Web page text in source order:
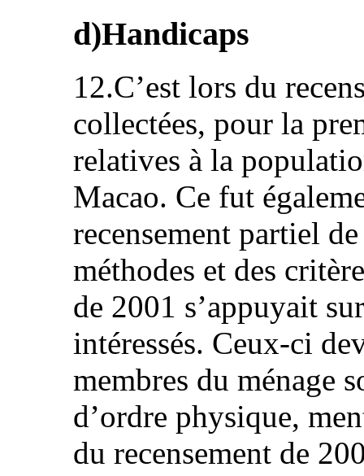
d)Handicaps
12.C’est lors du
collectées, pour la
relatives à la
Macao. Ce fut
recensement partiel
méthodes et des
de 2001 s’appuyait
intéressés. Ceux‑ci
membres du ménage
d’ordre physique,
du recensement de